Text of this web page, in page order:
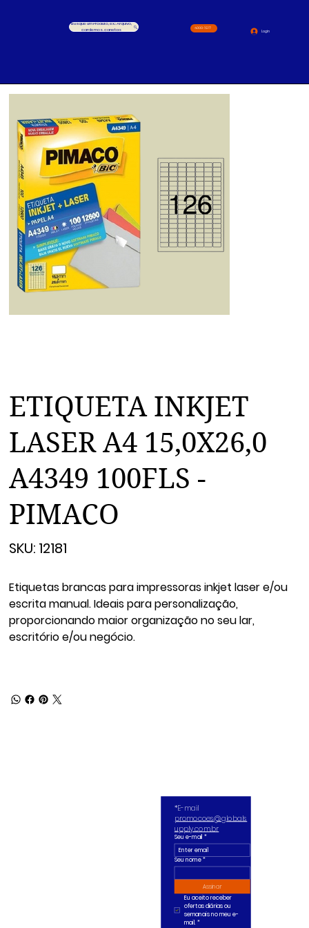
Busque um Produto, ex.: Arquivo,
cardernos, canetas
4000-1517
Login
ETIQUETA INKJET
LASER A4 15,0X26,0
A4349 100FLS -
PIMACO
SKU:
12181
12181
Etiquetas brancas para impressoras inkjet laser e/ou
escrita manual. Ideais para personalização,
proporcionando maior organização no seu lar,
escritório e/ou negócio.
promocoes@globals
upply.com.br
Seu e-mail *
Seu nome *
Assinar
Eu aceito receber
ofertas diárias ou
semanais no meu e-
mail. *